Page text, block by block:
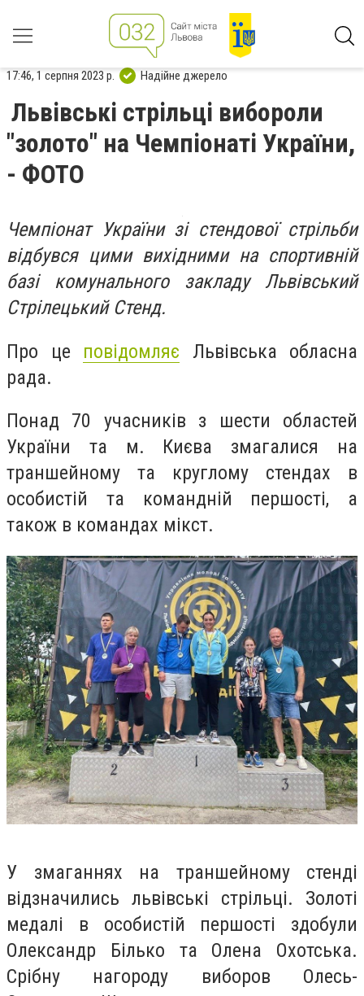
17:46, 1 серпня 2023 р. Надійне джерело
Львівські стрільці вибороли
"золото" на Чемпіонаті України,
- ФОТО
Чемпіонат України зі стендової стрільби
відбувся цими вихідними на спортивній
базі комунального закладу Львівський
Стрілецький Стенд.
Про це повідомляє Львівська обласна
рада.
Понад 70 учасників з шести областей
України та м. Києва змагалися на
траншейному та круглому стендах в
особистій та командній першості, а
також в командах мікст.
У змаганнях на траншейному стенді
відзначились львівські стрільці. Золоті
медалі в особистій першості здобули
Олександр Білько та Олена Охотська.
Срібну нагороду виборов Олесь-